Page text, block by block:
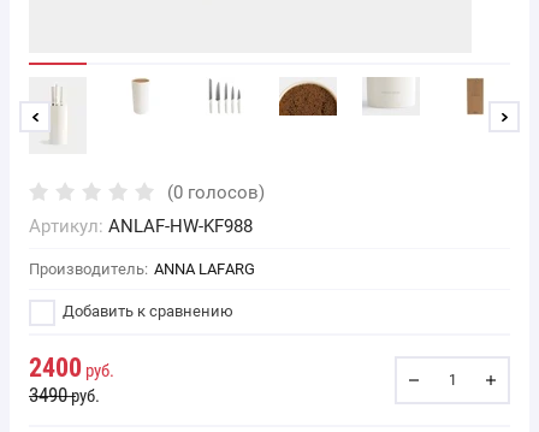
(0 голосов)
Артикул: ANLAF-HW-KF988
Производитель: ANNA LAFARG
Добавить к сравнению
2400 руб.
3490руб.